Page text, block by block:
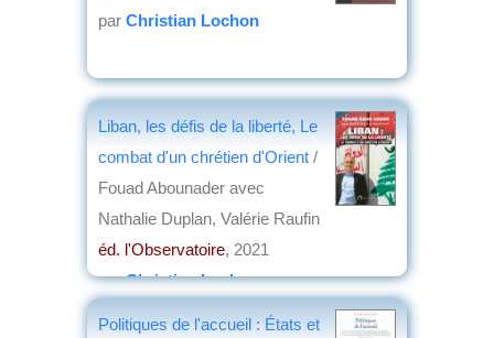
par Christian Lochon
Liban, les défis de la liberté, Le
combat d'un chrétien d'Orient /
Fouad Abounader avec
Nathalie Duplan, Valérie Raufin
éd. l'Observatoire, 2021
parChristian Lochon
Politiques de l'accueil : États et